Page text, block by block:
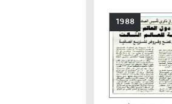
1988